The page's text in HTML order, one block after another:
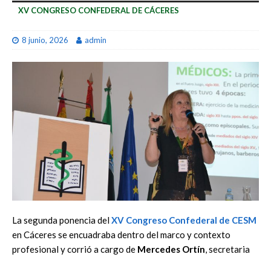
XV CONGRESO CONFEDERAL DE CÁCERES
8 junio, 2026 admin
La segunda ponencia delXV Congreso Confederal de CESM
en Cáceres se encuadraba dentro del marco y contexto
profesional y corrió a cargo de Mercedes Ortín, secretaria